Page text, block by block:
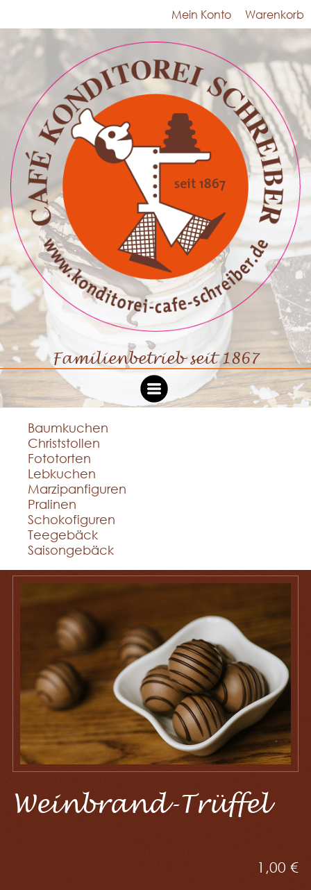
Mein Konto Warenkorb
Familienbetrieb seit 1867
Café Schreiber
Baumkuchen
Christstollen
Fototorten
Lebkuchen
Marzipanfiguren
Pralinen
Schokofiguren
Teegebäck
Saisongebäck
Weinbrand-Trüffel
1,00€